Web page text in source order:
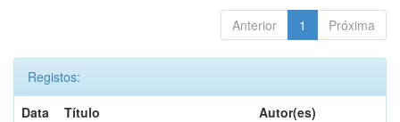
Anterior 1 Próxima
Registos:
Data
Título
Autor(es)